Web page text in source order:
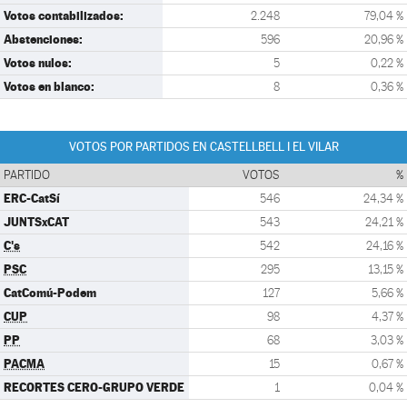
Votos contabilizados: 2.248 79,04 %
Abstenciones: 596 20,96 %
Votos nulos: 5 0,22 %
Votos en blanco: 8 0,36 %
VOTOS POR PARTIDOS EN CASTELLBELL I EL VILAR
PARTIDO VOTOS %
ERC-CatSí 546 24,34 %
JUNTSxCAT 543 24,21 %
C's 542 24,16 %
PSC 295 13,15 %
CatComú-Podem 127 5,66 %
CUP 98 4,37 %
PP 68 3,03 %
PACMA 15 0,67 %
RECORTES CERO-GRUPO VERDE 1 0,04 %